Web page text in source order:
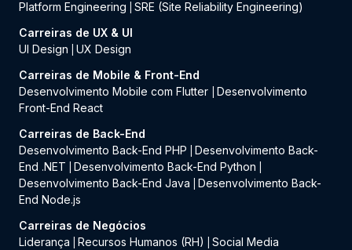
Platform Engineering
SRE (Site Reliability Engineering)
Carreiras de UX & UI
UI Design
UX Design
Carreiras de Mobile & Front-End
Desenvolvimento Mobile com Flutter
Desenvolvimento
Front-End React
Carreiras de Back-End
Desenvolvimento Back-End PHP
Desenvolvimento Back-
End .NET
Desenvolvimento Back-End Python
Desenvolvimento Back-End Java
Desenvolvimento Back-
End Node.js
Carreiras de Negócios
Liderança
Recursos Humanos (RH)
Social Media